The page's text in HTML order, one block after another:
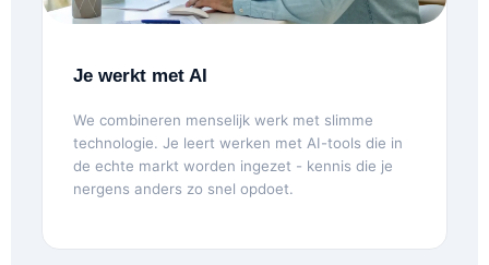
Je werkt met AI
We combineren menselijk werk met slimme
technologie. Je leert werken met AI-tools die in
de echte markt worden ingezet - kennis die je
nergens anders zo snel opdoet.